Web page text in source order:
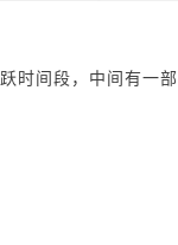
时间段，中间有一